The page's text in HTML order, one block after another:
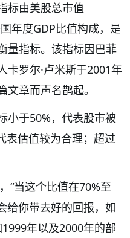
标由美股总市值
年度GDP比值构成，是
量指标。该指标因巴菲
卡罗尔·卢米斯于2001年
章而声名鹊起。
小于50%，代表股市被
表估值较为合理；超过
“当这个比值在70%至
给你带去好的回报，如
年以及2000年的部